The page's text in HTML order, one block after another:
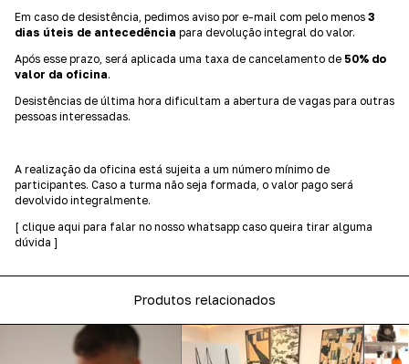
Em caso de desistência, pedimos aviso por e-mail com pelo menos 3
dias úteis de antecedência para devolução integral do valor.
Após esse prazo, será aplicada uma taxa de cancelamento de 50% do
valor da oficina.
Desistências de última hora dificultam a abertura de vagas para outras
pessoas interessadas.
A realização da oficina está sujeita a um número mínimo de
participantes. Caso a turma não seja formada, o valor pago será
devolvido integralmente.
[ clique aqui para falar no nosso whatsapp caso queira tirar alguma
dúvida ]
Produtos relacionados